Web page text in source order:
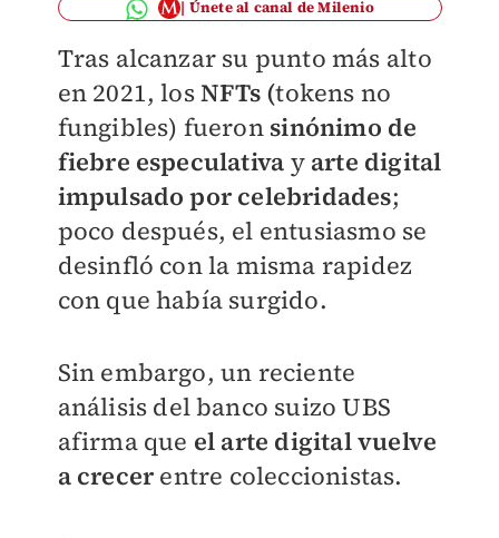
Únete al canal de Milenio
Tras alcanzar su punto más alto
en 2021, losNFTs (tokens no
fungibles) fueronsinónimo de
fiebre especulativa y arte digital
impulsado por celebridades;
poco después, el entusiasmo se
desinfló con la misma rapidez
con que había surgido.
Sin embargo, un reciente
análisis del banco suizo UBS
afirma que el arte digital vuelve
a crecerentre coleccionistas.